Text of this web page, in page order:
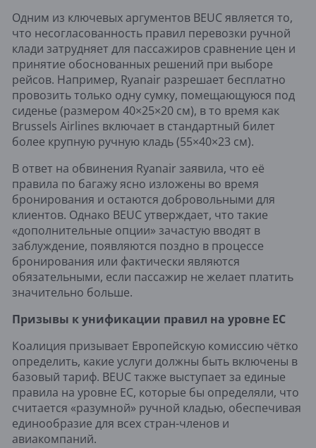
Одним из ключевых аргументов BEUC является то,
что несогласованность правил перевозки ручной
клади затрудняет для пассажиров сравнение цен и
принятие обоснованных решений при выборе
рейсов. Например, Ryanair разрешает бесплатно
провозить только одну сумку, помещающуюся под
сиденье (размером 40×25×20 см), в то время как
Brussels Airlines включает в стандартный билет
более крупную ручную кладь (55×40×23 см).
В ответ на обвинения Ryanair заявила, что её
правила по багажу ясно изложены во время
бронирования и остаются добровольными для
клиентов. Однако BEUC утверждает, что такие
«дополнительные опции» зачастую вводят в
заблуждение, появляются поздно в процессе
бронирования или фактически являются
обязательными, если пассажир не желает платить
значительно больше.
Призывы к унификации правил на уровне ЕС
Коалиция призывает Европейскую комиссию чётко
определить, какие услуги должны быть включены в
базовый тариф. BEUC также выступает за единые
правила на уровне ЕС, которые бы определяли, что
считается «разумной» ручной кладью, обеспечивая
единообразие для всех стран-членов и
авиакомпаний.